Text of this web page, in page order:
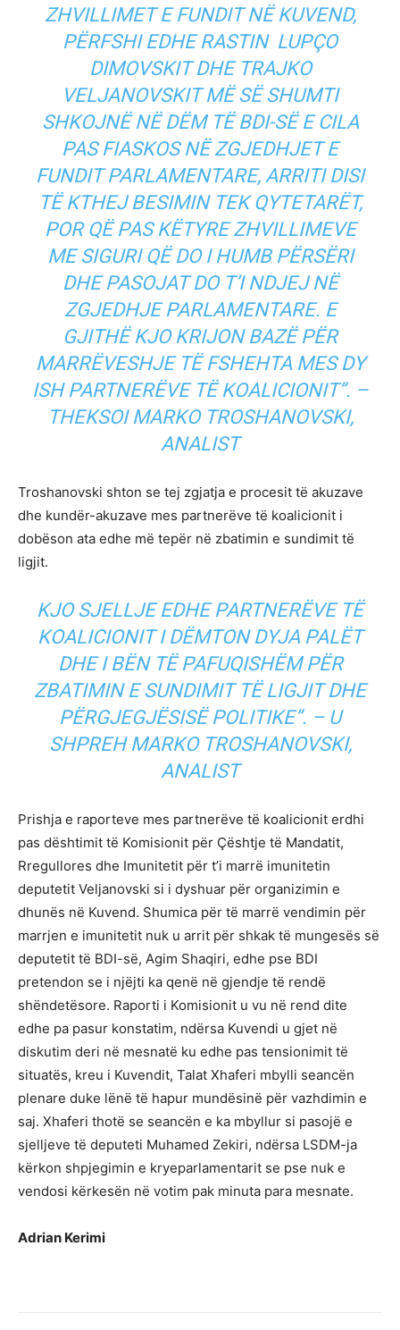
ZHVILLIMET E FUNDIT NË KUVEND,
PËRFSHI EDHE RASTIN LUPÇO
DIMOVSKIT DHE TRAJKO
VELJANOVSKIT MË SË SHUMTI
SHKOJNË NË DËM TË BDI-SË E CILA
PAS FIASKOS NË ZGJEDHJET E
FUNDIT PARLAMENTARE, ARRITI DISI
TË KTHEJ BESIMIN TEK QYTETARËT,
POR QË PAS KËTYRE ZHVILLIMEVE
ME SIGURI QË DO I HUMB PËRSËRI
DHE PASOJAT DO T’I NDJEJ NË
ZGJEDHJE PARLAMENTARE. E
GJITHË KJO KRIJON BAZË PËR
MARRËVESHJE TË FSHEHTA MES DY
ISH PARTNERËVE TË KOALICIONIT”. –
THEKSOI MARKO TROSHANOVSKI,
ANALIST
Troshanovski shton se tej zgjatja e procesit të akuzave
dhe kundër-akuzave mes partnerëve të koalicionit i
dobëson ata edhe më tepër në zbatimin e sundimit të
ligjit.
KJO SJELLJE EDHE PARTNERËVE TË
KOALICIONIT I DËMTON DYJA PALËT
DHE I BËN TË PAFUQISHËM PËR
ZBATIMIN E SUNDIMIT TË LIGJIT DHE
PËRGJEGJËSISË POLITIKE”. – U
SHPREH MARKO TROSHANOVSKI,
ANALIST
Prishja e raporteve mes partnerëve të koalicionit erdhi
pas dështimit të Komisionit për Çështje të Mandatit,
Rregullores dhe Imunitetit për t’i marrë imunitetin
deputetit Veljanovski si i dyshuar për organizimin e
dhunës në Kuvend. Shumica për të marrë vendimin për
marrjen e imunitetit nuk u arrit për shkak të mungesës së
deputetit të BDI-së, Agim Shaqiri, edhe pse BDI
pretendon se i njëjti ka qenë në gjendje të rendë
shëndetësore. Raporti i Komisionit u vu në rend dite
edhe pa pasur konstatim, ndërsa Kuvendi u gjet në
diskutim deri në mesnatë ku edhe pas tensionimit të
situatës, kreu i Kuvendit, Talat Xhaferi mbylli seancën
plenare duke lënë të hapur mundësinë për vazhdimin e
saj. Xhaferi thotë se seancën e ka mbyllur si pasojë e
sjelljeve të deputeti Muhamed Zekiri, ndërsa LSDM-ja
kërkon shpjegimin e kryeparlamentarit se pse nuk e
vendosi kërkesën në votim pak minuta para mesnate.
Adrian Kerimi